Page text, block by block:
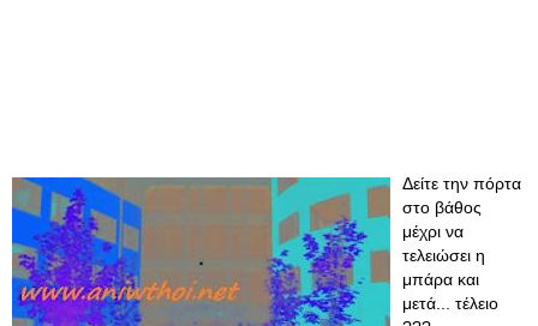
Δείτε την πόρτα
στο βάθος
μέχρι να
τελειώσει η
μπάρα και
μετά... τέλειο